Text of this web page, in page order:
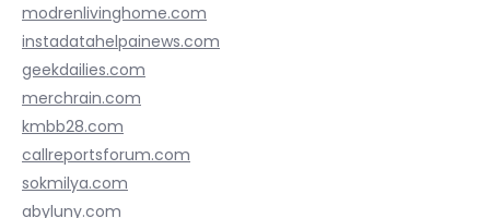
modrenlivinghome.com
instadatahelpainews.com
geekdailies.com
merchrain.com
kmbb28.com
callreportsforum.com
sokmilya.com
abyluny.com